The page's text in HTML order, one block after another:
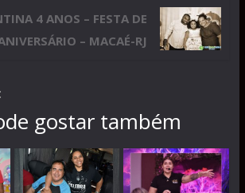
4 ANOS – FESTA DE
– MACAÉ-RJ
gostar também